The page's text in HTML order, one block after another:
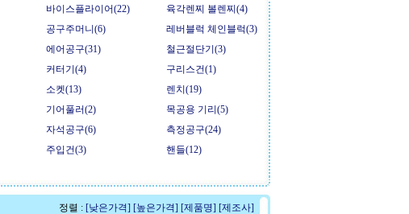
바이스플라이어(22)
육각렌찌 볼렌찌(4)
공구주머니(6)
레버블럭 체인블럭(3)
에어공구(31)
철근절단기(3)
커터기(4)
구리스건(1)
소켓(13)
렌치(19)
기어풀러(2)
목공용 기리(5)
자석공구(6)
측정공구(24)
주입건(3)
핸들(12)
정렬 : [낮은가격] [높은가격] [제품명] [제조사]